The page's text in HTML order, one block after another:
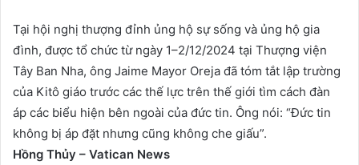
Tại hội nghị thượng đỉnh ủng hộ sự sống và ủng hộ gia
đình, được tổ chức từ ngày 1–2/12/2024 tại Thượng viện
Tây Ban Nha, ông Jaime Mayor Oreja đã tóm tắt lập trường
của Kitô giáo trước các thế lực trên thế giới tìm cách đàn
áp các biểu hiện bên ngoài của đức tin. Ông nói: “Đức tin
không bị áp đặt nhưng cũng không che giấu”.
Hồng Thủy – Vatican News